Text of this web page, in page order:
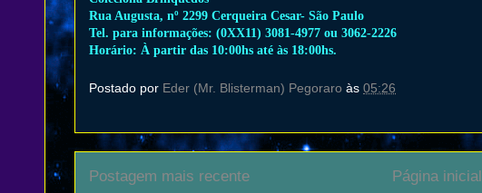
Rua Augusta, nº 2299 Cerqueira Cesar- São Paulo
Tel. para informações: (0XX11) 3081-4977 ou 3062-2226
Horário: À partir das 10:00hs até às 18:00hs.
Postado por Eder (Mr. Blisterman) Pegoraro às 05:26
Postagem mais recente Página inicial